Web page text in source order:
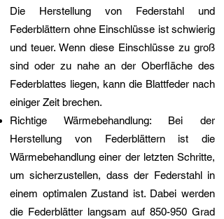
Die Herstellung von Federstahl und
Federblättern ohne Einschlüsse ist schwierig
und teuer. Wenn diese Einschlüsse zu groß
sind oder zu nahe an der Oberfläche des
Federblattes liegen, kann die Blattfeder nach
einiger Zeit brechen.
Richtige Wärmebehandlung: Bei der
Herstellung von Federblättern ist die
Wärmebehandlung einer der letzten Schritte,
um sicherzustellen, dass der Federstahl in
einem optimalen Zustand ist. Dabei werden
die Federblätter langsam auf 850-950 Grad